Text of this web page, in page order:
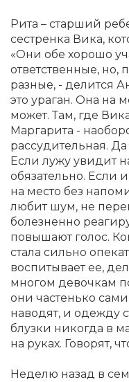
Рита – старший
сестренка Вика,
«Они обе хорошо
ответственные, но,
разные, - делится
это ураган. Она на
может. Там, где
Маргарита -
рассудительная. Да
Если лужу увидит
обязательно. Если
на место без
любит шум, не
болезненно
повышают голос.
стала сильно
воспитывает ее,
многом девочкам
они частенько
наводят, и одежду
блузки никогда в
на руках. Говорят,
Неделю назад в